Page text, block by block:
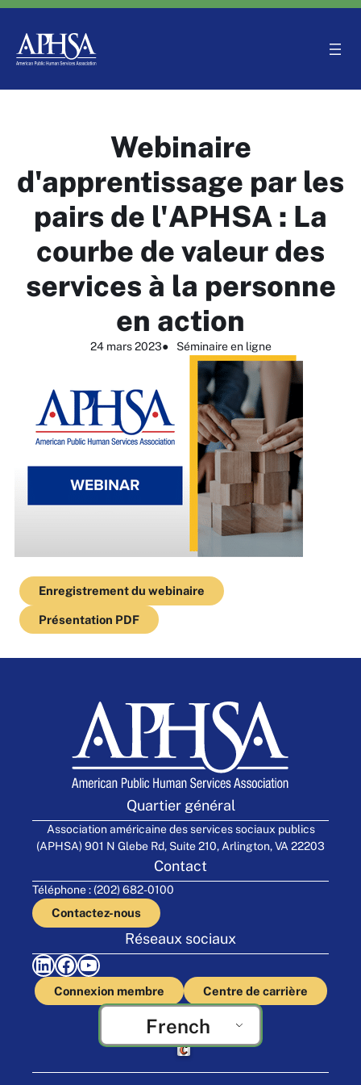
Aller
contenu
Webinaire
d'apprentissage par les
pairs de l'APHSA : La
courbe de valeur des
services à la personne
en action
24 mars 2023● Séminaire en ligne
Enregistrement du webinaire
Présentation PDF
Quartier général
Association américaine des services sociaux publics
(APHSA) 901 N Glebe Rd, Suite 210, Arlington, VA 22203
Contact
Téléphone : (202) 682-0100
Contactez-nous
Réseaux sociaux
LinkedIn Facebook YouTube
Connexion membre Centre de carrière
French
Fabriqué par Cornershop Creative